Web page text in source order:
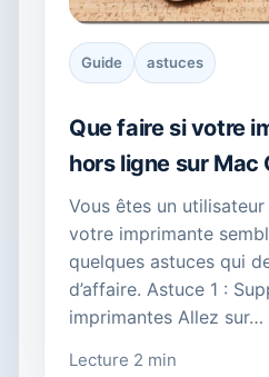
Guide astuces
Que faire si votre
hors ligne sur Mac
Vous êtes un
votre imprimante
quelques astuces qui
d’affaire. Astuce 1 :
imprimantes Allez sur…
Lecture 2 min